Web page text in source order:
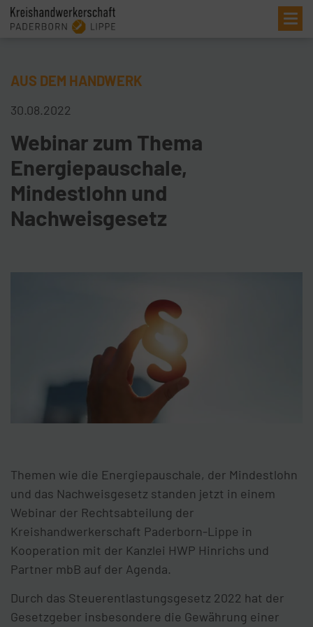
AUS DEM HANDWERK
30.08.2022
Webinar zum Thema
Energiepauschale,
Mindestlohn und
Nachweisgesetz
Themen wie die Energiepauschale, der Mindestlohn
und das Nachweisgesetz standen jetzt in einem
Webinar der Rechtsabteilung der
Kreishandwerkerschaft Paderborn-Lippe in
Kooperation mit der Kanzlei HWP Hinrichs und
Partner mbB auf der Agenda.
Durch das Steuerentlastungsgesetz 2022 hat der
Gesetzgeber insbesondere die Gewährung einer